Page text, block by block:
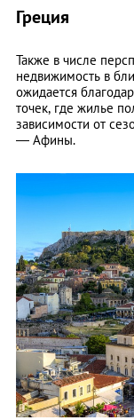
Греция
Также в числе
недвижимость в
ожидается
точек, где жилье
зависимости от
— Афины.